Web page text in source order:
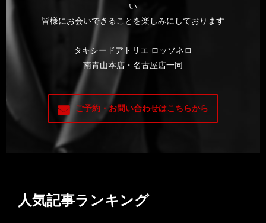
い
皆様にお会いできることを楽しみにしております
タキシードアトリエ ロッソネロ
南青山本店・名古屋店一同
ご予約・お問い合わせはこちらから
人気記事ランキング